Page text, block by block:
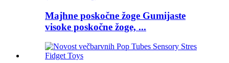
Majhne poskočne žoge Gumijaste
visoke poskočne žoge, ...